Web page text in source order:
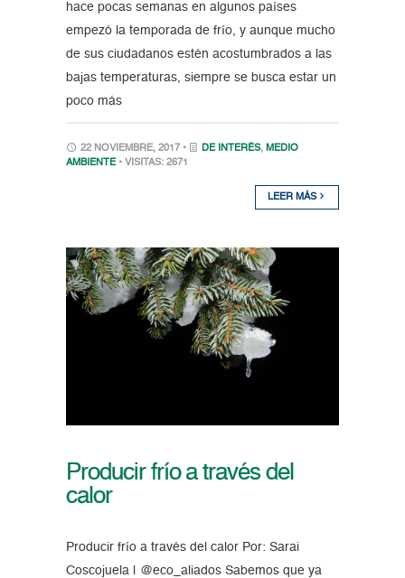
hace pocas semanas en algunos países
empezó la temporada de frío, y aunque mucho
de sus ciudadanos estén acostumbrados a las
bajas temperaturas, siempre se busca estar un
poco más
22 NOVIEMBRE, 2017 • DE INTERÉS, MEDIO
AMBIENTE • VISITAS: 2671
LEER MÁS
Producir frío a través del
calor
Producir frío a través del calor Por: Sarai
Coscojuela | @eco_aliados Sabemos que ya